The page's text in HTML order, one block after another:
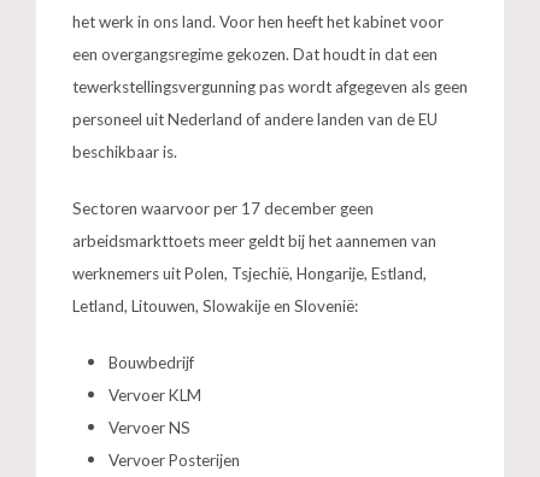
het werk in ons land. Voor hen heeft het kabinet voor
een overgangsregime gekozen. Dat houdt in dat een
tewerkstellingsvergunning pas wordt afgegeven als geen
personeel uit Nederland of andere landen van de EU
beschikbaar is.
Sectoren waarvoor per 17 december geen
arbeidsmarkttoets meer geldt bij het aannemen van
werknemers uit Polen, Tsjechië, Hongarije, Estland,
Letland, Litouwen, Slowakije en Slovenië:
Bouwbedrijf
Vervoer KLM
Vervoer NS
Vervoer Posterijen